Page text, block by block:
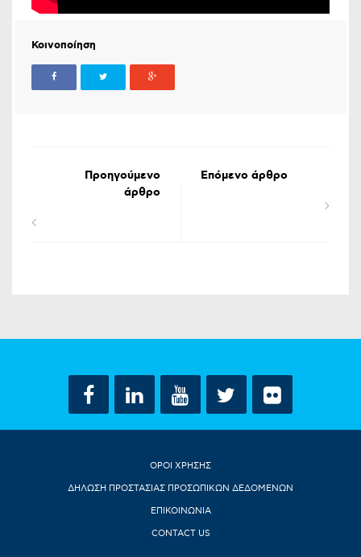
Κοινοποίηση
Προηγούμενο
άρθρο
Επόμενο άρθρο
ΟΡΟΙ ΧΡΗΣΗΣ
ΔΗΛΩΣΗ ΠΡΟΣΤΑΣΙΑΣ ΠΡΟΣΩΠΙΚΩΝ ΔΕΔΟΜΕΝΩΝ
ΕΠΙΚΟΙΝΩΝΙΑ
CONTACT US